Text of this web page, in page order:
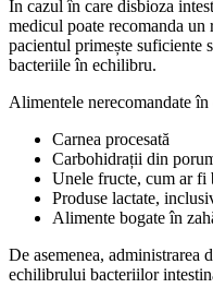
În cazul în care disbioza
medicul poate recomanda un
pacientul primește suficiente
bacteriile în echilibru.
Alimentele nerecomandate
Carnea procesată
Carbohidrații din
Unele fructe, cum ar fi
Produse lactate,
Alimente bogate în
De asemenea, administrarea
echilibrului bacteriilor